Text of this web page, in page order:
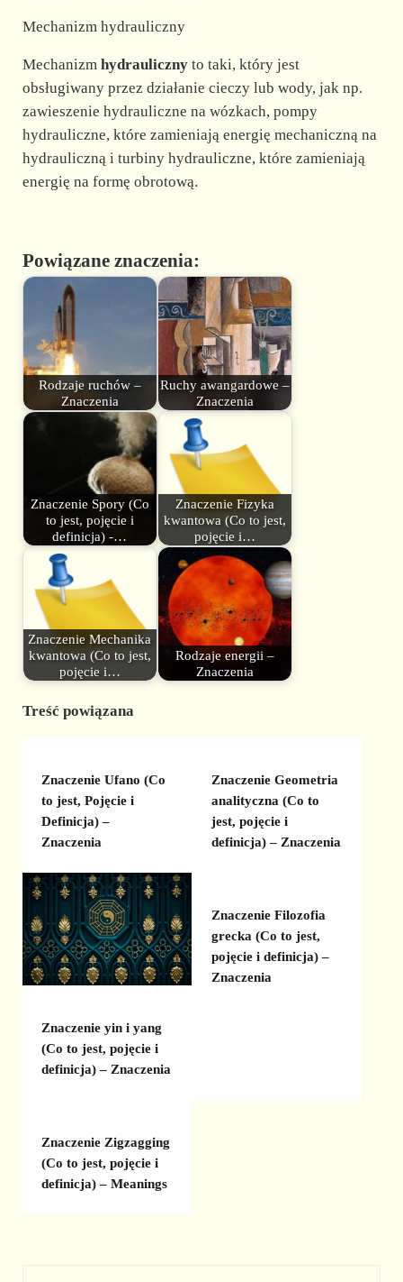
Mechanizm hydrauliczny
Mechanizm hydraulicznyto taki, który jest
obsługiwany przez działanie cieczy lub wody, jak np.
zawieszenie hydrauliczne na wózkach, pompy
hydrauliczne, które zamieniają energię mechaniczną na
hydrauliczną i turbiny hydrauliczne, które zamieniają
energię na formę obrotową.
Powiązane znaczenia:
Rodzaje ruchów –
Znaczenia
Ruchy awangardowe –
Znaczenia
Znaczenie Spory (Co
to jest, pojęcie i
definicja) -…
Znaczenie Fizyka
kwantowa (Co to jest,
pojęcie i…
Znaczenie Mechanika
kwantowa (Co to jest,
pojęcie i…
Rodzaje energii –
Znaczenia
Treść powiązana
Znaczenie Ufano (Co
to jest, Pojęcie i
Definicja) –
Znaczenia
Znaczenie Geometria
analityczna (Co to
jest, pojęcie i
definicja) – Znaczenia
Znaczenie yin i yang
(Co to jest, pojęcie i
definicja) – Znaczenia
Znaczenie Filozofia
grecka (Co to jest,
pojęcie i definicja) –
Znaczenia
Znaczenie Zigzagging
(Co to jest, pojęcie i
definicja) – Meanings